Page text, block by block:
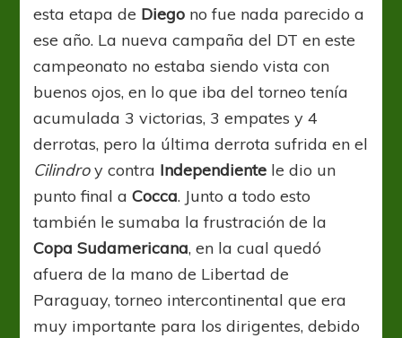
esta etapa de Diego no fue nada parecido a
ese año. La nueva campaña del DT en este
campeonato no estaba siendo vista con
buenos ojos, en lo que iba del torneo tenía
acumulada 3 victorias, 3 empates y 4
derrotas, pero la última derrota sufrida en el
Cilindroy contra Independiente le dio un
punto final aCocca. Junto a todo esto
también le sumaba la frustración de la
Copa Sudamericana, en la cual quedó
afuera de la mano de Libertad de
Paraguay, torneo intercontinental que era
muy importante para los dirigentes, debido